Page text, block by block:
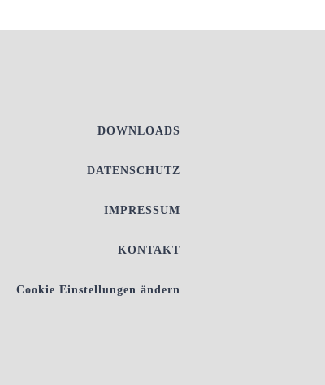
DOWNLOADS
DATENSCHUTZ
IMPRESSUM
KONTAKT
Cookie Einstellungen ändern